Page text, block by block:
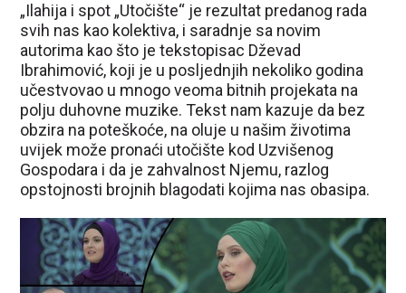
„Ilahija i spot „Utočište“ je rezultat predanog rada
svih nas kao kolektiva, i saradnje sa novim
autorima kao što je tekstopisac Dževad
Ibrahimović, koji je u posljednjih nekoliko godina
učestvovao u mnogo veoma bitnih projekata na
polju duhovne muzike. Tekst nam kazuje da bez
obzira na poteškoće, na oluje u našim životima
uvijek može pronaći utočište kod Uzvišenog
Gospodara i da je zahvalnost Njemu, razlog
opstojnosti brojnih blagodati kojima nas obasipa.